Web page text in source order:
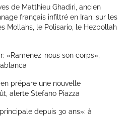
de Matthieu Ghadiri, ancien
français infiltré en Iran, sur les
Mollahs, le Polisario, le Hezbollah
«Ramenez-nous son corps»,
prépare une nouvelle
alerte Stefano Piazza
depuis 30 ans»: à